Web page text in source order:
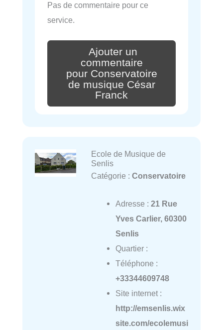
Pas de commentaire pour ce
service.
Ajouter un
commentaire
pour Conservatoire
de musique César
Franck
Ecole de Musique de
Senlis
Catégorie : Conservatoire
Adresse : 21 Rue
Yves Carlier, 60300
Senlis
Quartier :
Téléphone :
+33344609748
Site internet :
http://emsenlis.wix
site.com/ecolemusi